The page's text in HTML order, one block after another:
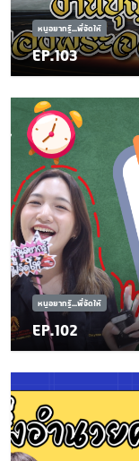
หนูอยากรู้...พี่จัดให้
EP.103
หนูอยากรู้...พี่จัดให้
EP.102